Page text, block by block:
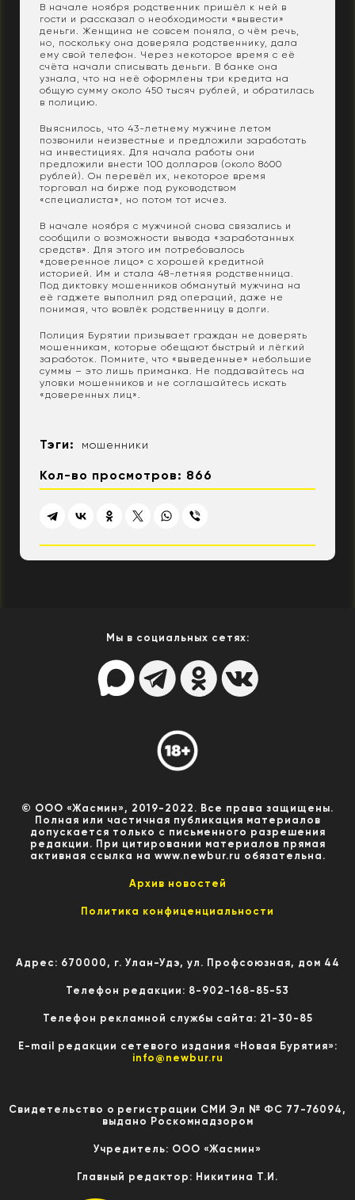
В начале ноября родственник пришёл к ней в
гости и рассказал о необходимости «вывести»
деньги. Женщина не совсем поняла, о чём речь,
но, поскольку она доверяла родственнику, дала
ему свой телефон. Через некоторое время с её
счёта начали списывать деньги. В банке она
узнала, что на неё оформлены три кредита на
общую сумму около 450 тысяч рублей, и обратилась
в полицию.
Выяснилось, что 43-летнему мужчине летом
позвонили неизвестные и предложили заработать
на инвестициях. Для начала работы они
предложили внести 100 долларов (около 8600
рублей). Он перевёл их, некоторое время
торговал на бирже под руководством
«специалиста», но потом тот исчез.
В начале ноября с мужчиной снова связались и
сообщили о возможности вывода «заработанных
средств». Для этого им потребовалось
«доверенное лицо» с хорошей кредитной
историей. Им и стала 48-летняя родственница.
Под диктовку мошенников обманутый мужчина на
её гаджете выполнил ряд операций, даже не
понимая, что вовлёк родственницу в долги.
Полиция Бурятии призывает граждан не доверять
мошенникам, которые обещают быстрый и лёгкий
заработок. Помните, что «выведенные» небольшие
суммы – это лишь приманка. Не поддавайтесь на
уловки мошенников и не соглашайтесь искать
«доверенных лиц».
Тэги: мошенники
Кол-во просмотров: 866
Мы в социальных сетях:
© ООО «Жасмин», 2019-2022. Все права защищены.
Полная или частичная публикация материалов
допускается только с письменного разрешения
редакции. При цитировании материалов прямая
активная ссылка на www.newbur.ru обязательна.
Архив новостей
Политика конфиценциальности
Адрес: 670000, г. Улан-Удэ, ул. Профсоюзная, дом 44
Телефон редакции: 8-902-168-85-53
Телефон рекламной службы сайта: 21-30-85
E-mail редакции сетевого издания «Новая Бурятия»:
info@newbur.ru
Свидетельство о регистрации СМИ Эл № ФС 77-76094,
выдано Роскомнадзором
Учредитель: ООО «Жасмин»
Главный редактор: Никитина Т.И.